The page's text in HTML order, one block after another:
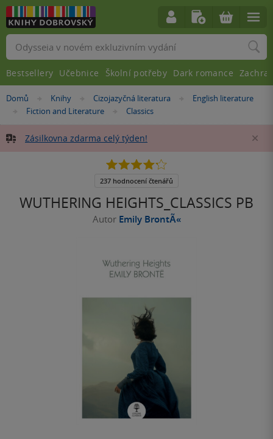
Nacházíte
Domů »Knihy »Cizojazyčná literatura »
English literature
»Fiction and Literature »
Classics
Zásilkovna zdarma celý týden!
WUTHERING HEIGHTS_CLASSICS PB
Autor Emily BrontÃ«
4.2
5
237 hodnocení čtenářů
Vyhledávání
Bestsellery Učebnice Školní potřeby Dark romance